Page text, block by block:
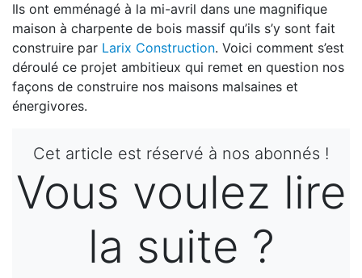
Ils ont emménagé à la mi-avril dans une magnifique
maison à charpente de bois massif qu’ils s’y sont fait
construire par Larix Construction. Voici comment s’est
déroulé ce projet ambitieux qui remet en question nos
façons de construire nos maisons malsaines et
énergivores.
Cet article est réservé à nos abonnés !
Vous voulez lire
la suite ?